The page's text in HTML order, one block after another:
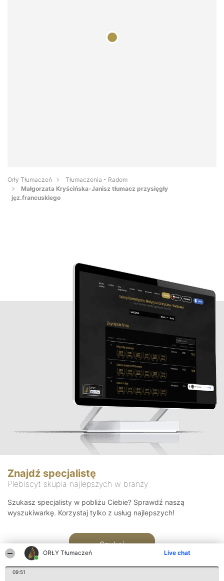
ORŁY Tłumaczeń Live chat
09:51
Orły Tłumaczeń
Tłumaczenia - Radom
Małgorzata Kryścińska-Janisz tłumacz przysięgły
jęz.francuskiego
Znajdź specjalistę
Plebiscyt skupia najlepszych w branży
Szukasz specjalisty w pobliżu Ciebie? Sprawdź naszą
wyszukiwarkę. Korzystaj tylko z usług najlepszych!
Szukaj